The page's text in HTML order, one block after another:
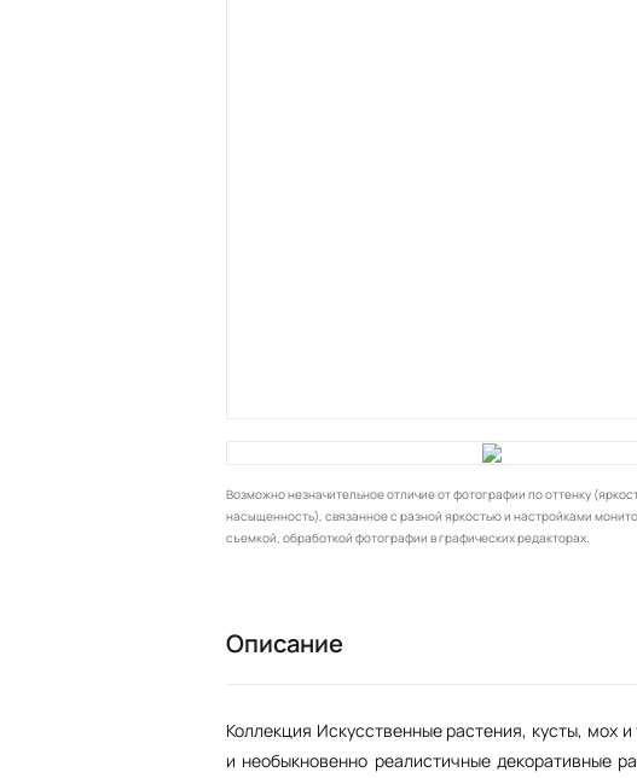
Возможно незначительное отличие от фотографии по оттенку
насыщенность), связанное с разной яркостью и настройками
съемкой, обработкой фотографии в графических редакторах.
Описание
Коллекция Искусственные растения, кусты, мох
и необыкновенно реалистичные декоративные